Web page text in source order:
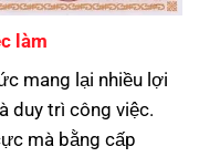
làm
mang lại nhiều lợi
duy trì công việc.
mà bằng cấp